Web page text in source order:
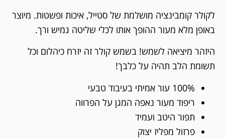
לקולר קומבינציה מושלמת של סטייל, איכות ופשטות. מיוצר
באופן מלא מעור ההופך אותו לכלי שליטה גמיש ורך.
היזהר מיציאה לשמש! בשמש קולר זה יזרח כיהלום וכל
תשומת הלב תהיה על כלבך!
100% עור אמיתי בעיבוד טבעי
ריפוד מעור נאפה המגן על הפרווה
תפור היטב ועמיד
פרזול מפליז יצוק